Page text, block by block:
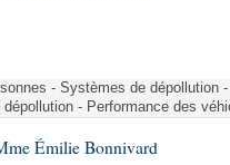
- Systèmes de dépollution
- Performance des
Émilie Bonnivard